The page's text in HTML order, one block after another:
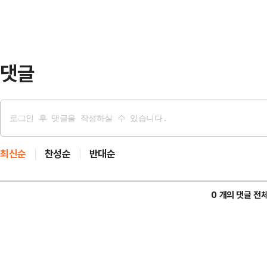
댓글
최신순 찬성순 반대순
0 개의 댓글 전